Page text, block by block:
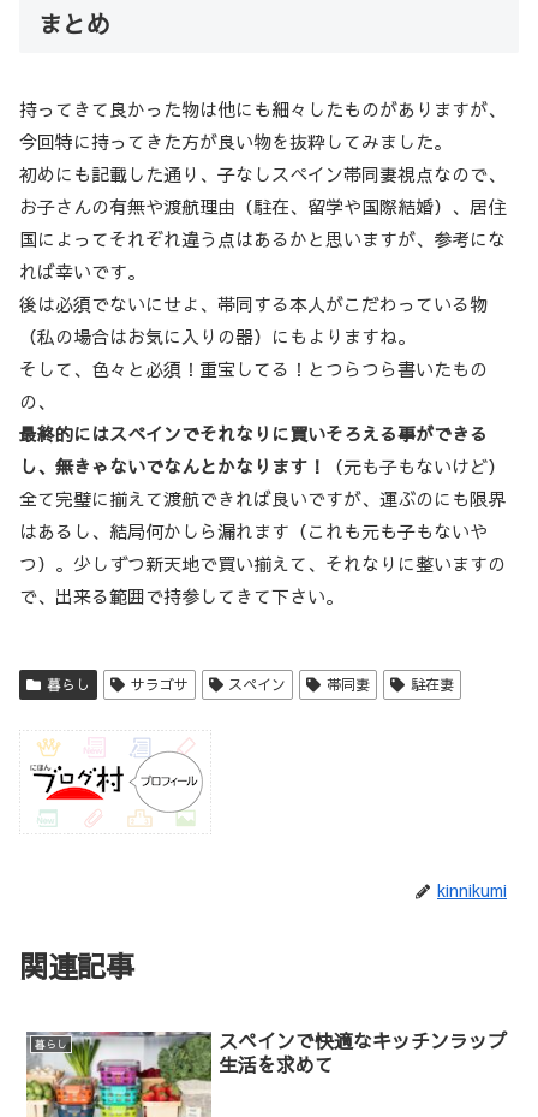
まとめ
持ってきて良かった物は他にも細々したものがありますが、
今回特に持ってきた方が良い物を抜粋してみました。
初めにも記載した通り、子なしスペイン帯同妻視点なので、
お子さんの有無や渡航理由（駐在、留学や国際結婚）、居住
国によってそれぞれ違う点はあるかと思いますが、参考にな
れば幸いです。
後は必須でないにせよ、帯同する本人がこだわっている物
（私の場合はお気に入りの器）にもよりますね。
そして、色々と必須！重宝してる！とつらつら書いたもの
の、
最終的にはスペインでそれなりに買いそろえる事ができる
し、無きゃないでなんとかなります！
（元も子もないけど）
全て完璧に揃えて渡航できれば良いですが、運ぶのにも限界
はあるし、結局何かしら漏れます（これも元も子もないや
つ）。少しずつ新天地で買い揃えて、それなりに整いますの
で、出来る範囲で持参してきて下さい。
暮らし サラゴサ スペイン 帯同妻 駐在妻
kinnikumi
関連記事
暮らし
スペインで快適なキッチンラップ
生活を求めて